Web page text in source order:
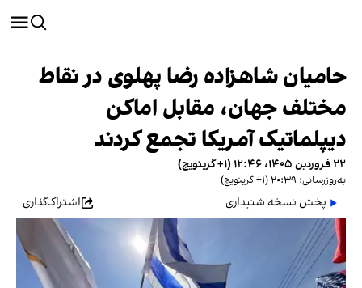
حامیان شاهزاده رضا پهلوی در نقاط
مختلف جهان، مقابل اماکن
دیپلماتیک آمریکا تجمع کردند
۲۲ فروردین ۱۴۰۵، ۱۲:۴۶ (‎+۱ گرینویچ)
به‌روزرسانی: ۲۰:۳۹ (‎+۱ گرینویچ)
پخش نسخه شنیداری اشتراک‌گذاری